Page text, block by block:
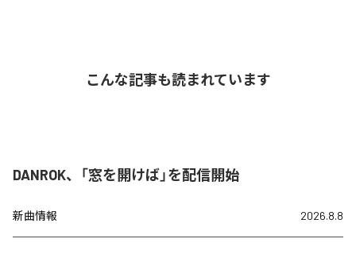
こんな記事も読まれています
DANROK、「窓を開けば」を配信開始
新曲情報 2026.8.8